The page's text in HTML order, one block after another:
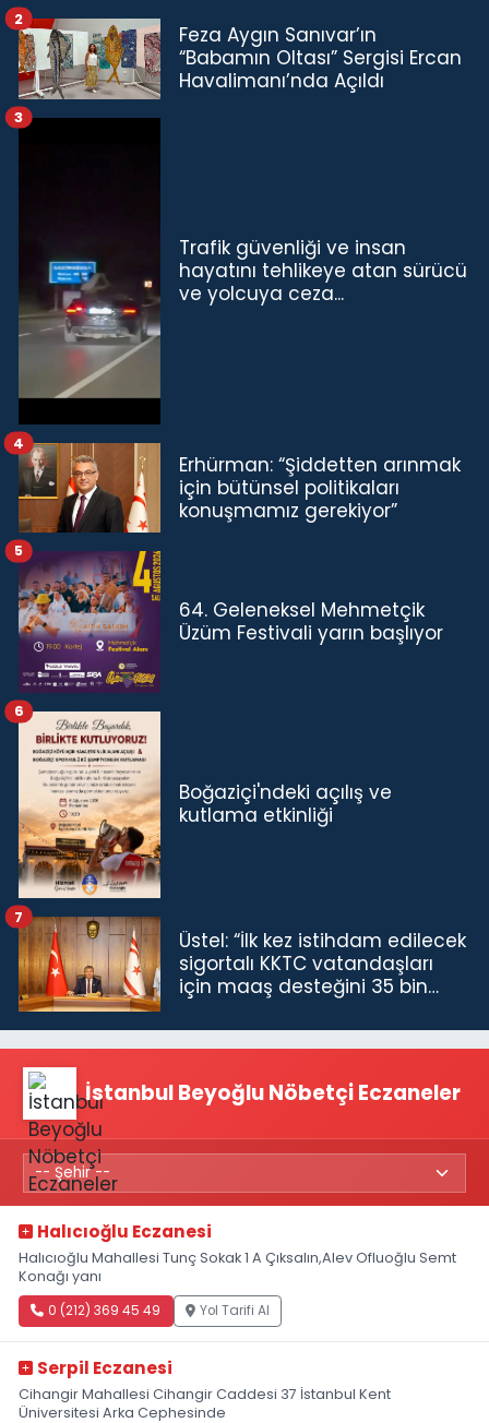
Feza Aygın Sanıvar’ın
“Babamın Oltası” Sergisi Ercan
Havalimanı’nda Açıldı
2
Trafik güvenliği ve insan
hayatını tehlikeye atan sürücü
ve yolcuya ceza...
3
Erhürman: “Şiddetten arınmak
için bütünsel politikaları
konuşmamız gerekiyor”
4
64. Geleneksel Mehmetçik
Üzüm Festivali yarın başlıyor
5
Boğaziçi'ndeki açılış ve
kutlama etkinliği
6
Üstel: “İlk kez istihdam edilecek
sigortalı KKTC vatandaşları
için maaş desteğini 35 bin
7
İstanbul Beyoğlu Nöbetçi Eczaneler
Halıcıoğlu Eczanesi
Halıcıoğlu Mahallesi Tunç Sokak 1 A Çıksalın,Alev Ofluoğlu Semt
Konağı yanı
0 (212) 369 45 49 Yol Tarifi Al
Serpil Eczanesi
Cihangir Mahallesi Cihangir Caddesi 37 İstanbul Kent
Üniversitesi Arka Cephesinde